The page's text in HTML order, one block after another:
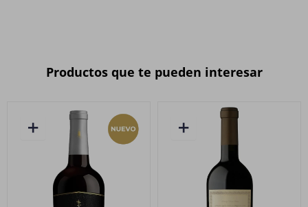
Productos que te pueden interesar